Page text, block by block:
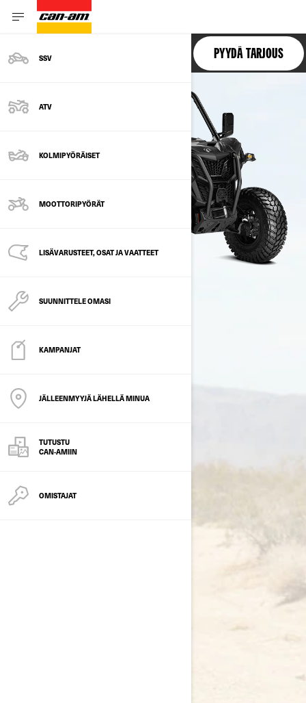
SSV
ATV
KOLMIPYÖRÄISET
MOOTTORIPYÖRÄT
LISÄVARUSTEET, OSAT JA VAATTEET
SUUNNITTELE OMASI
KAMPANJAT
JÄLLEENMYYJÄ LÄHELLÄ MINUA
TUTUSTU
CAN-AMIIN
OMISTAJAT
MAVERICK SPORT PYYDÄ TARJOUS